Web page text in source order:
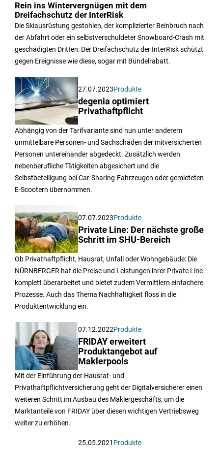
Rein ins Wintervergnügen mit dem
Dreifachschutz der InterRisk
Die Skiausrüstung gestohlen, der komplizierter Beinbruch nach
der Abfahrt oder ein selbstverschuldeter Snowboard-Crash mit
geschädigten Dritten: Der Dreifachschutz der InterRisk schützt
gegen Ereignisse wie diese, sogar mit Bündelrabatt.
27.07.2023Produkte
degenia optimiert
Privathaftpflicht
Abhängig von der Tarifvariante sind nun unter anderem
unmittelbare Personen- und Sachschäden der mitversicherten
Personen untereinander abgedeckt. Zusätzlich werden
nebenberufliche Tätigkeiten abgesichert und die
Selbstbeteiligung bei Car-Sharing-Fahrzeugen oder gemieteten
E-Scootern übernommen.
07.07.2023Produkte
Private Line: Der nächste große
Schritt im SHU-Bereich
Ob Privathaftpflicht, Hausrat, Unfall oder Wohngebäude: Die
NÜRNBERGER hat die Preise und Leistungen ihrer Private Line
komplett überarbeitet und bietet zudem Vermittlern einfachere
Prozesse. Auch das Thema Nachhaltigkeit floss in die
Produktentwicklung ein.
07.12.2022Produkte
FRIDAY erweitert
Produktangebot auf
Maklerpools
Mit der Einführung der Hausrat- und
Privathaftpflichtversicherung geht der Digitalversicherer einen
weiteren Schritt im Ausbau des Maklergeschäfts, um die
Marktanteile von FRIDAY über diesen wichtigen Vertriebsweg
weiter zu erhöhen.
25.05.2021 Produkte